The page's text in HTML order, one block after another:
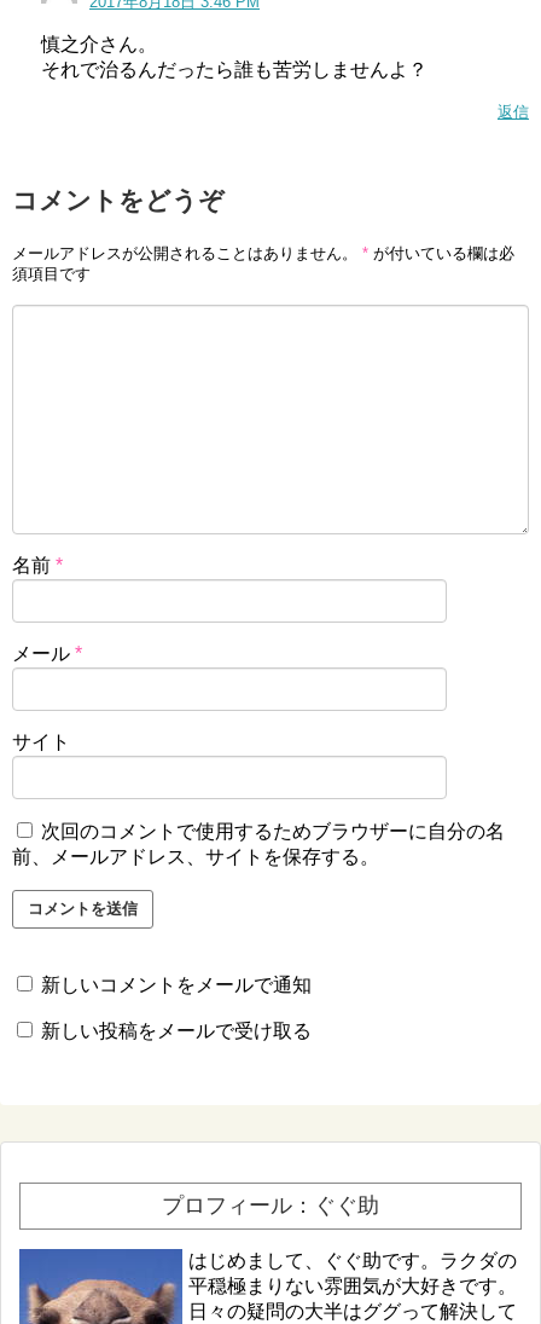
慎之介さん。
それで治るんだったら誰も苦労しませんよ？
返信
コメントをどうぞ
メールアドレスが公開されることはありません。 * が付いている欄は必
須項目です
名前 *
メール *
サイト
次回のコメントで使用するためブラウザーに自分の名
前、メールアドレス、サイトを保存する。
新しいコメントをメールで通知
新しい投稿をメールで受け取る
プロフィール：ぐぐ助
はじめまして、ぐぐ助です。ラクダの
平穏極まりない雰囲気が大好きです。
日々の疑問の大半はググって解決して